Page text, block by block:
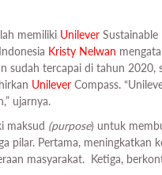
memiliki Unilever
Indonesia Kristy Nelwan
sudah tercapai di tahun
Unilever Compass.
ujarnya.
maksud (purpose) untuk
pilar. Pertama, meningkatkan
masyarakat. Ketiga,